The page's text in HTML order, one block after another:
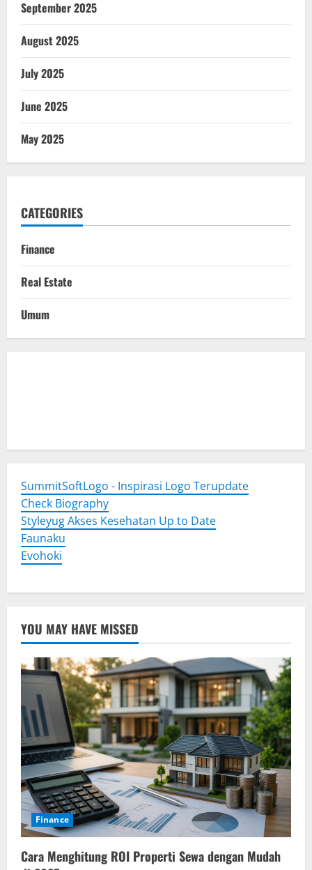
September 2025
August 2025
July 2025
June 2025
May 2025
CATEGORIES
Finance
Real Estate
Umum
SummitSoftLogo - Inspirasi Logo Terupdate
Check Biography
Styleyug Akses Kesehatan Up to Date
Faunaku
Evohoki
YOU MAY HAVE MISSED
Finance
Cara Menghitung ROI Properti Sewa dengan Mudah